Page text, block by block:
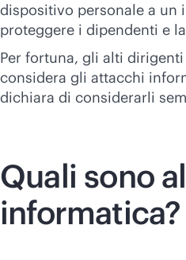
dispositivo personale a un
proteggere i dipendenti e
Per fortuna, gli alti
considera gli attacchi
dichiara di considerarli
Quali sono
informatica?